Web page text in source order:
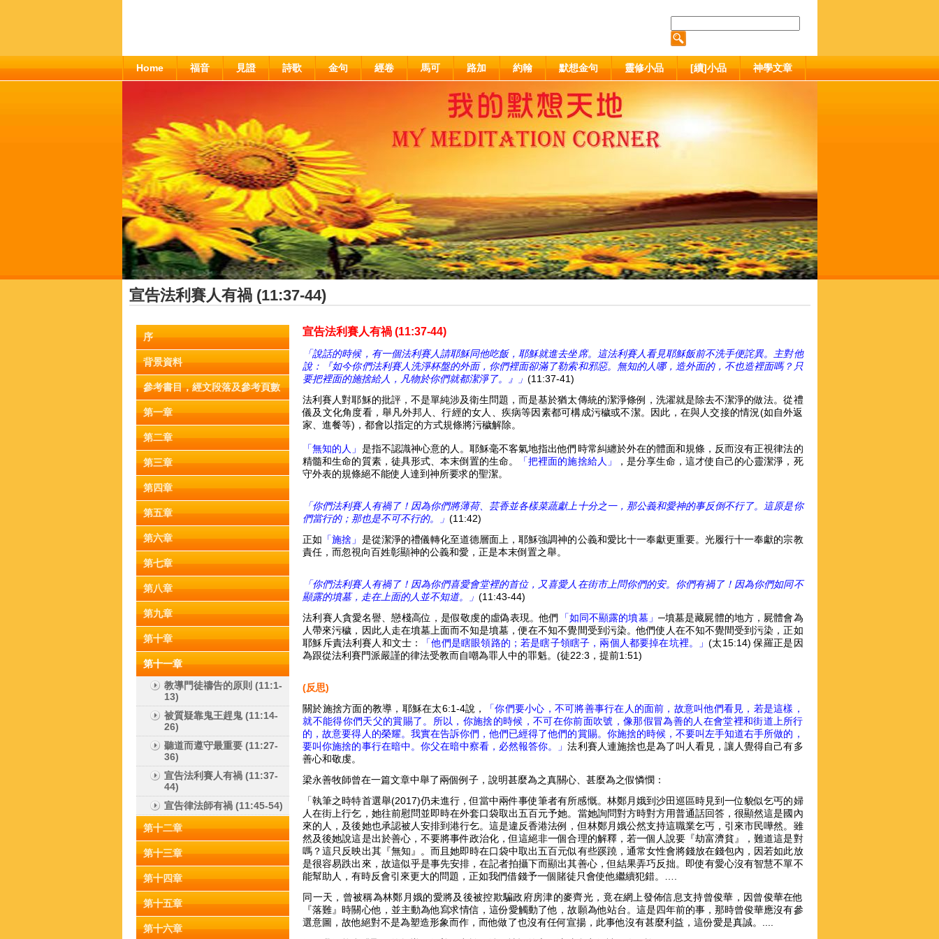
Home 福音 見證 詩歌 金句 經卷 馬可 路加 約翰 默想金句 靈修小品 [續]小品 神學文章
宣告法利賽人有禍 (11:37-44)
序
背景資料
參考書目，經文段落及參考頁數
第一章
第二章
第三章
第四章
第五章
第六章
第七章
第八章
第九章
第十章
第十一章
教導門徒禱告的原則 (11:1-
13)
被質疑靠鬼王趕鬼 (11:14-
26)
聽道而遵守最重要 (11:27-
36)
宣告法利賽人有禍 (11:37-
44)
宣告律法師有禍 (11:45-54)
第十二章
第十三章
第十四章
第十五章
第十六章
宣告法利賽人有禍 (11:37-44)
「說話的時候，有一個法利賽人請耶穌同他吃飯，耶穌就進去坐席。這法利賽人看見耶穌飯前不洗手便詫異。主對他
說：『如今你們法利賽人洗淨杯盤的外面，你們裡面卻滿了勒索和邪惡。無知的人哪，造外面的，不也造裡面嗎？只
要把裡面的施捨給人，凡物於你們就都潔淨了。』」(11:37-41)
法利賽人對耶穌的批評，不是單純涉及衛生問題，而是基於猶太傳統的潔淨條例，洗濯就是除去不潔淨的做法。從禮
儀及文化角度看，舉凡外邦人、行經的女人、疾病等因素都可構成污穢或不潔。因此，在與人交接的情況(如自外返
家、進餐等)，都會以指定的方式規條將污穢解除。
「無知的人」 是指不認識神心意的人。耶穌毫不客氣地指出他們時常糾纏於外在的體面和規條，反而沒有正視律法的
精髓和生命的質素，徒具形式、本末倒置的生命。
「把裡面的施捨給人」
，是分享生命，這才使自己的心靈潔淨，死
守外表的規條絕不能使人達到神所要求的聖潔。
「你們法利賽人有禍了！因為你們將薄荷、芸香並各樣菜蔬獻上十分之一，那公義和愛神的事反倒不行了。這原是你
們當行的；那也是不可不行的。」(11:42)
正如 「施捨」 是從潔淨的禮儀轉化至道德層面上，耶穌強調神的公義和愛比十一奉獻更重要。光履行十一奉獻的宗教
責任，而忽視向百姓彰顯神的公義和愛，正是本末倒置之舉。
「你們法利賽人有禍了！因為你們喜愛會堂裡的首位，又喜愛人在街市上問你們的安。你們有禍了！因為你們如同不
顯露的墳墓，走在上面的人並不知道。」(11:43-44)
法利賽人貪愛名譽、戀棧高位，是假敬虔的虛偽表現。他們
「如同不顯露的墳墓」 ─墳墓是藏屍體的地方，屍體會為
人帶來污穢，因此人走在墳墓上面而不知是墳墓，便在不知不覺間受到污染。他們使人在不知不覺間受到污染，正如
耶穌斥責法利賽人和文士：
「他們是瞎眼領路的；若是瞎子領瞎子，兩個人都要掉在坑裡。」(太15:14) 保羅正是因
為跟從法利賽門派嚴謹的律法受教而自嘲為罪人中的罪魁。(徒22:3，提前1:51)
(反思)
關於施捨方面的教導，耶穌在太6:1-4說，
「你們要小心，不可將善事行在人的面前，故意叫他們看見，若是這樣，
就不能得你們天父的賞賜了。所以，你施捨的時候，不可在你前面吹號，像那假冒為善的人在會堂裡和街道上所行
的，故意要得人的榮耀。我實在告訴你們，他們已經得了他們的賞賜。你施捨的時候，不要叫左手知道右手所做的，
要叫你施捨的事行在暗中。你父在暗中察看，必然報答你。」法利賽人連施捨也是為了叫人看見，讓人覺得自己有多
善心和敬虔。
梁永善牧師曾在一篇文章中舉了兩個例子，說明甚麼為之真關心、甚麼為之假憐憫：
「執筆之時特首選舉(2017)仍未進行，但當中兩件事使筆者有所感慨。林鄭月娥到沙田巡區時見到一位貌似乞丐的婦
人在街上行乞，她往前慰問並即時在外套口袋取出五百元予她。當她詢問對方時對方用普通話回答，很顯然這是國內
來的人，及後她也承認被人安排到港行乞。這是違反香港法例，但林鄭月娥公然支持這職業乞丐，引來市民嘩然。雖
然及後她說這是出於善心，不要將事件政治化，但這絕非一個合理的解釋，若一個人說要『劫富濟貧』，難道這是對
嗎？這只反映出其『無知』。而且她即時在口袋中取出五百元似有些蹊蹺，通常女性會將錢放在錢包內，因若如此放
是很容易跌出來，故這似乎是事先安排，在記者拍攝下而顯出其善心，但結果弄巧反拙。即使有愛心沒有智慧不單不
能幫助人，有時反會引來更大的問題，正如我們借錢予一個賭徒只會使他繼續犯錯。….
同一天，曾被稱為林鄭月娥的愛將及後被控欺騙政府房津的麥齊光，竟在網上發佈信息支持曾俊華，因曾俊華在他
『落難』時關心他，並主動為他寫求情信，這份愛觸動了他，故願為他站台。這是四年前的事，那時曾俊華應沒有參
選意圖，故他絕對不是為塑造形象而作，而他做了也沒有任何宣揚，此事他沒有甚麼利益，這份愛是真誠。....